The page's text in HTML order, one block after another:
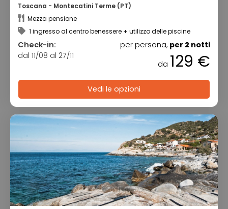
Toscana - Montecatini Terme (PT)
Mezza pensione
1 ingresso al centro benessere + utilizzo delle piscine
Check-in:
dal 11/08 al 27/11
per persona, per 2 notti
da 129 €
Vedi le opzioni